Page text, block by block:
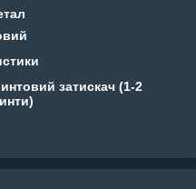
затискач (1-2